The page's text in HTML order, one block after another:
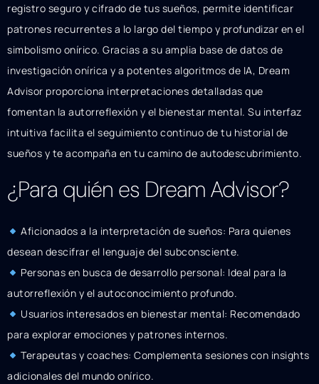
registro seguro y cifrado de tus sueños, permite identificar
patrones recurrentes a lo largo del tiempo y profundizar en el
simbolismo onírico. Gracias a su amplia base de datos de
investigación onírica y a potentes algoritmos de IA, Dream
Advisor proporciona interpretaciones detalladas que
fomentan la autorreflexión y el bienestar mental. Su interfaz
intuitiva facilita el seguimiento continuo de tu historial de
sueños y te acompaña en tu camino de autodescubrimiento.
¿Para quién es Dream Advisor?
Aficionados a la interpretación de sueños: Para quienes
desean descifrar el lenguaje del subconsciente.
Personas en busca de desarrollo personal: Ideal para la
autorreflexión y el autoconocimiento profundo.
Usuarios interesados en bienestar mental: Recomendado
para explorar emociones y patrones internos.
Terapeutas y coaches: Complementa sesiones con insights
adicionales del mundo onírico.